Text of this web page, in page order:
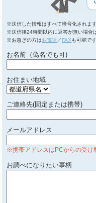
※送信した情報はすべて暗号化されま
※送信後24時間以内に返答が無い場合
※お急ぎの方はお電話 ／FAX も可能です
お名前（偽名でも可)
お住まい地域
ご連絡先(固定または携帯)
メールアドレス
※携帯アドレスはPCからの受け
お調べになりたい事柄